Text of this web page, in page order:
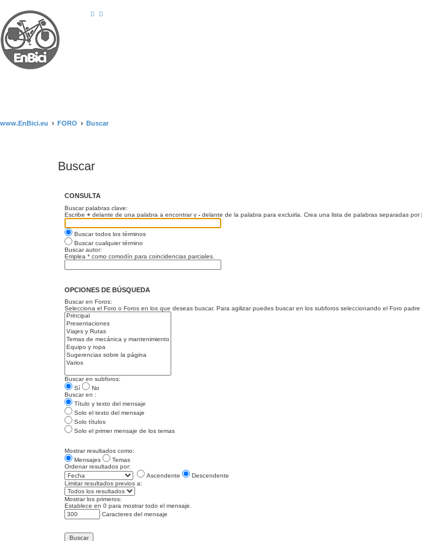
www.EnBici.eu FORO Buscar
Buscar
CONSULTA
Buscar palabras clave:
Escribe + delante de una palabra a encontrar y - delante de la palabra para excluirla. Crea una lista de palabras separadas por|
Buscar todos los términos
Buscar cualquier término
Buscar autor:
Emplea * como comodín para coincidencias parciales.
OPCIONES DE BÚSQUEDA
Buscar en Foros:
Selecciona el Foro o Foros en los que deseas buscar. Para agilizar puedes buscar en los subforos seleccionando el Foro
Buscar en subforos:
Sí
No
Buscar en :
Título y texto del mensaje
Solo el texto del mensaje
Solo títulos
Solo el primer mensaje de los temas
Mostrar resultados como:
Mensajes
Temas
Ordenar resultados por:
Ascendente
Descendente
Limitar resultados previos a:
Mostrar los primeros:
Establece en 0 para mostrar todo el mensaje.
Caracteres del mensaje